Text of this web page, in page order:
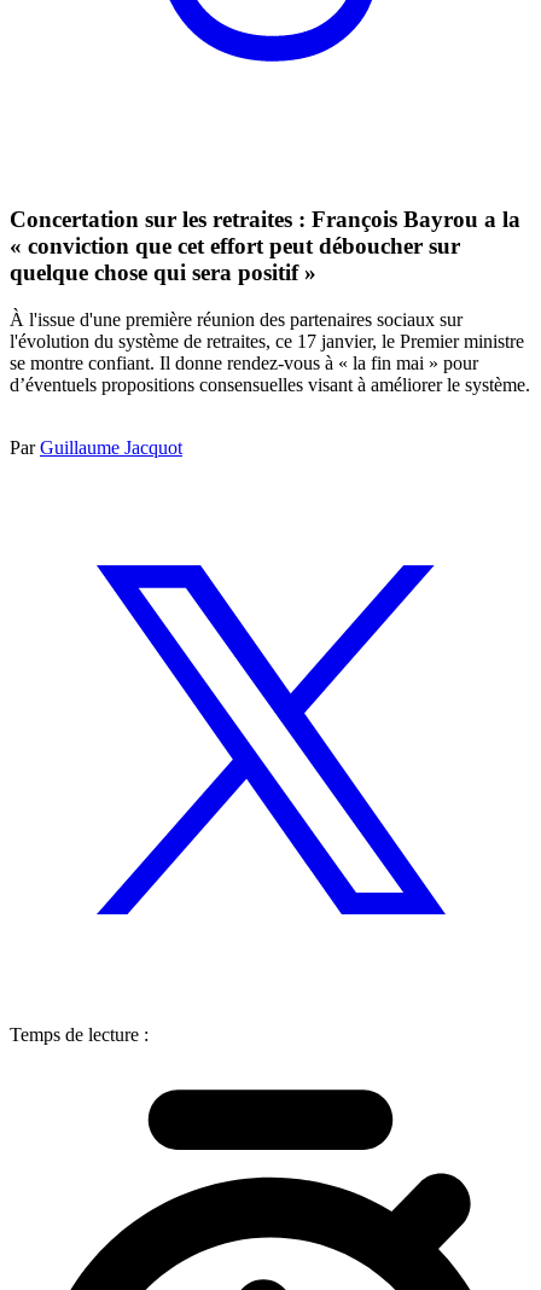
Concertation sur les retraites : François Bayrou a la
« conviction que cet effort peut déboucher sur
quelque chose qui sera positif »
À l'issue d'une première réunion des partenaires sociaux sur
l'évolution du système de retraites, ce 17 janvier, le Premier ministre
se montre confiant. Il donne rendez-vous à « la fin mai » pour
d’éventuels propositions consensuelles visant à améliorer le système.
ParGuillaume Jacquot
Temps de lecture :